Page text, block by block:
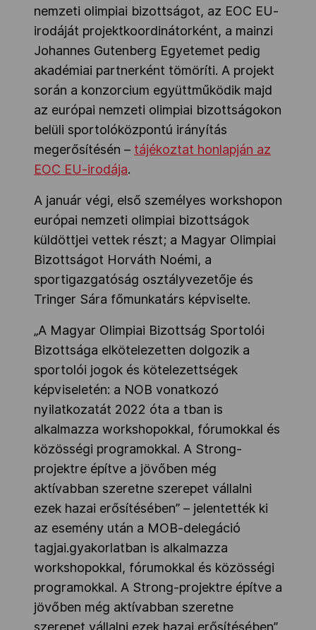
nemzeti olimpiai bizottságot, az EOC EU-
irodáját projektkoordinátorként, a mainzi
Johannes Gutenberg Egyetemet pedig
akadémiai partnerként tömöríti. A projekt
során a konzorcium együttműködik majd
az európai nemzeti olimpiai bizottságokon
belüli sportolóközpontú irányítás
megerősítésén – tájékoztat honlapján az
EOC EU-irodája.
A január végi, első személyes workshopon
európai nemzeti olimpiai bizottságok
küldöttjei vettek részt; a Magyar Olimpiai
Bizottságot Horváth Noémi, a
sportigazgatóság osztályvezetője és
Tringer Sára főmunkatárs képviselte.
„A Magyar Olimpiai Bizottság Sportolói
Bizottsága elkötelezetten dolgozik a
sportolói jogok és kötelezettségek
képviseletén: a NOB vonatkozó
nyilatkozatát 2022 óta a tban is
alkalmazza workshopokkal, fórumokkal és
közösségi programokkal. A Strong-
projektre építve a jövőben még
aktívabban szeretne szerepet vállalni
ezek hazai erősítésében” – jelentették ki
az esemény után a MOB-delegáció
tagjai.gyakorlatban is alkalmazza
workshopokkal, fórumokkal és közösségi
programokkal. A Strong-projektre építve a
jövőben még aktívabban szeretne
szerepet vállalni ezek hazai erősítésében”